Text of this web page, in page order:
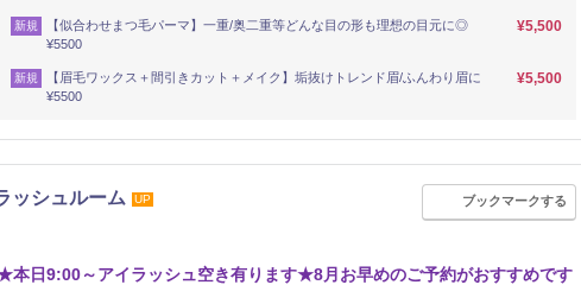
新規
【似合わせまつ毛パーマ】一重/奥二重等どんな目の形も理想の目元に◎
¥5500
¥5,500
新規
【眉毛ワックス＋間引きカット＋メイク】垢抜けトレンド眉/ふんわり眉に
¥5500
¥5,500
ッシュルーム UP ブックマークする
本日9:00～アイラッシュ空き有ります★8月お早めのご予約がおすすめです